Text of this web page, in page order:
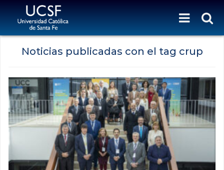
Noticias publicadas con el tag crup